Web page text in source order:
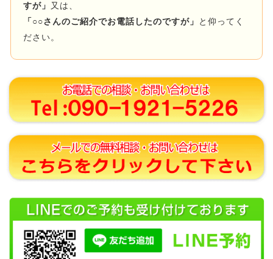
すが」
又は、
「○○さんのご紹介でお電話したのですが」
と仰ってく
ださい。